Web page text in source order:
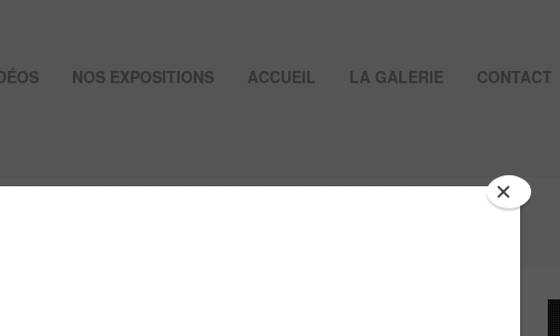
NOS EXPOSITIONS ACCUEIL LA GALERIE CONTACT